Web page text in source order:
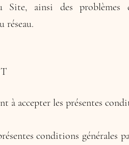
Site, ainsi des problèmes
réseau.
à accepter les présentes
conditions